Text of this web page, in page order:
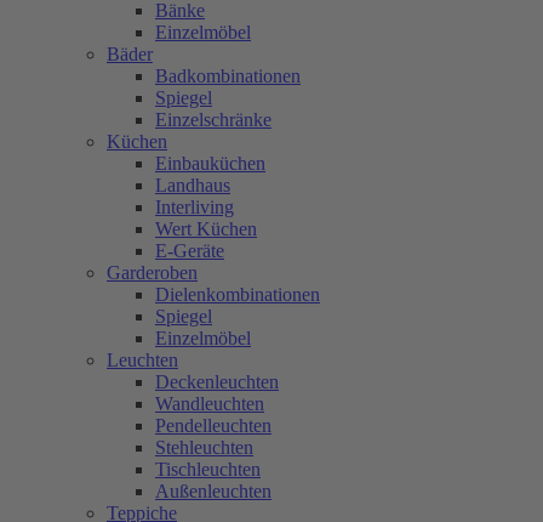
Bänke
Einzelmöbel
Bäder
Badkombinationen
Spiegel
Einzelschränke
Küchen
Einbauküchen
Landhaus
Interliving
Wert Küchen
E-Geräte
Garderoben
Dielenkombinationen
Spiegel
Einzelmöbel
Leuchten
Deckenleuchten
Wandleuchten
Pendelleuchten
Stehleuchten
Tischleuchten
Außenleuchten
Teppiche